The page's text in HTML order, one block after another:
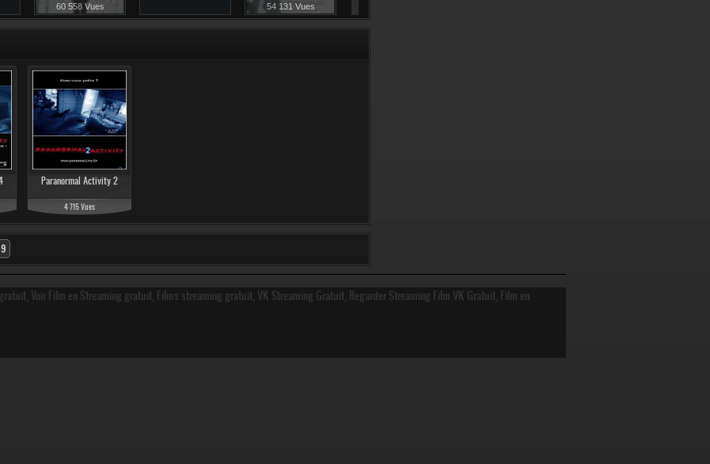
60 558 Vues 54 131 Vues
Paranormal Activity 2
4 715 Vues
9
Voir Film en Streaming gratuit, Films streaming gratuit, VK Streaming Gratuit, Regarder Streaming Film VK Gratuit, Film en